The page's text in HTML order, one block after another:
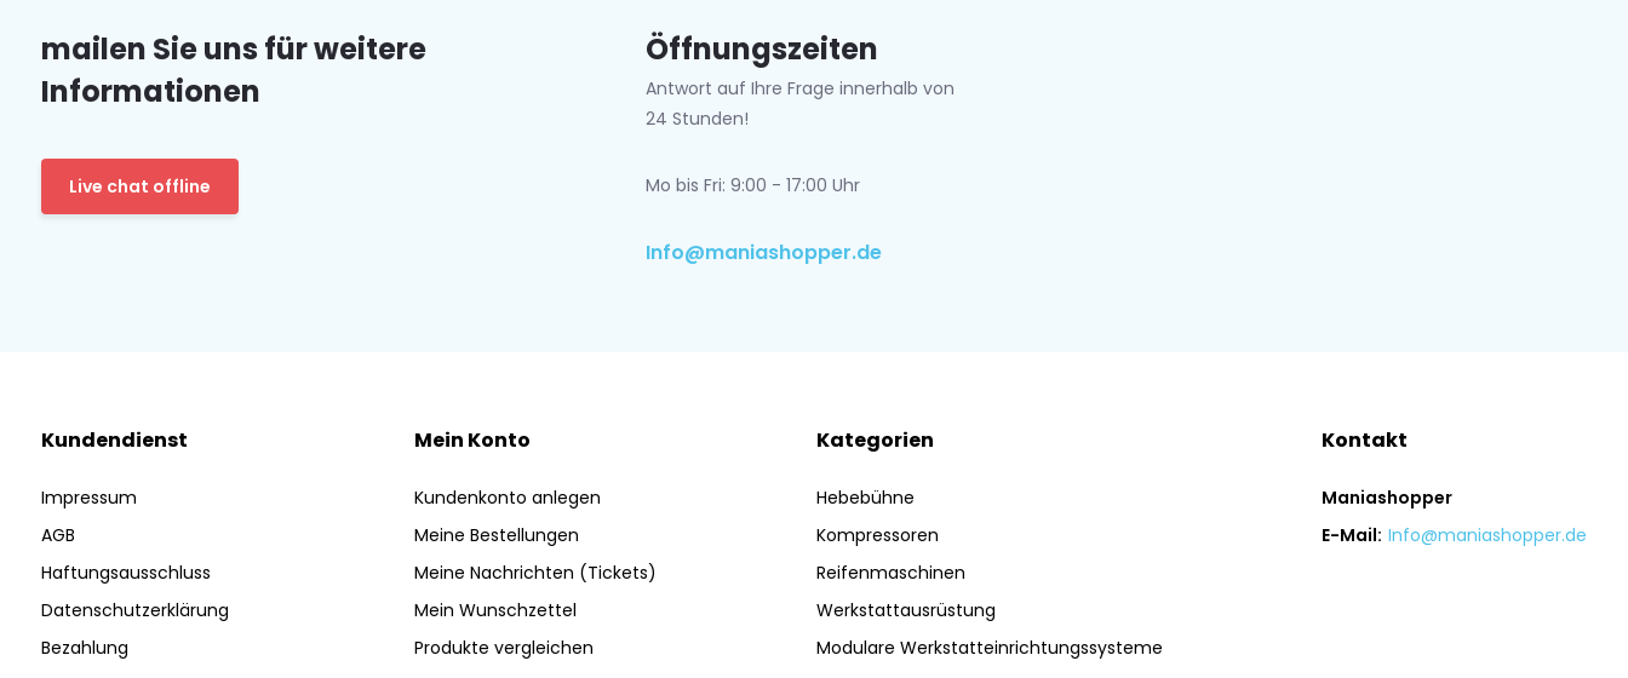
mailen Sie uns für weitere
Informationen
Live chat offline
Öffnungszeiten
Antwort auf Ihre Frage innerhalb von
24 Stunden!
Mo bis Fri: 9:00 - 17:00 Uhr
Info@maniashopper.de
Kundendienst
Impressum
AGB
Haftungsausschluss
Datenschutzerklärung
Bezahlung
Mein Konto
Kundenkonto anlegen
Meine Bestellungen
Meine Nachrichten (Tickets)
Mein Wunschzettel
Produkte vergleichen
Kategorien
Hebebühne
Kompressoren
Reifenmaschinen
Werkstattausrüstung
Modulare Werkstatteinrichtungssysteme
Kontakt
Maniashopper
E-Mail: Info@maniashopper.de